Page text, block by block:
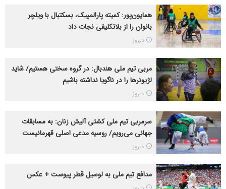
همایون‌پور: کمیته پارالمپیک، بسکتبال با ویلچر
بانوان را از بلاتکلیفی نجات داد
دیروز
مربی تیم ملی هندبال: در گروه سختی هستیم/ شاید
لژیونرها را در ناگویا نداشته باشیم
دیروز
سرمربی تیم ملی کشتی آلیش زنان: به مسابقات
جهانی می‌رویم/ روسیه مدعی اصلی قهرمانیست
دیروز
مدافع تیم ملی به لوسیل قطر پیوست + عکس